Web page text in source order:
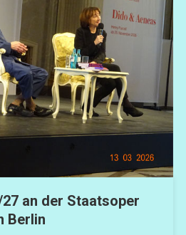
an der Staatsoper
Berlin